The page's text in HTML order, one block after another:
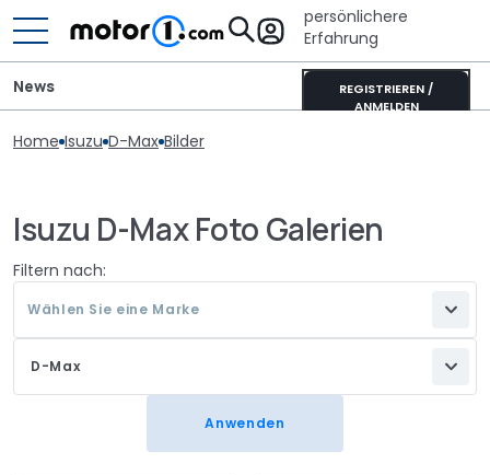
persönlichere
Erfahrung
REGISTRIEREN /
ANMELDEN
News
Home Isuzu D-Max Bilder
Isuzu D-Max Foto Galerien
Filtern nach:
Wählen Sie eine Marke
D-Max